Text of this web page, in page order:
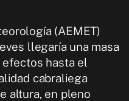
(AEMET)
llegaría una masa
hasta el
cabraliega
altura, en pleno